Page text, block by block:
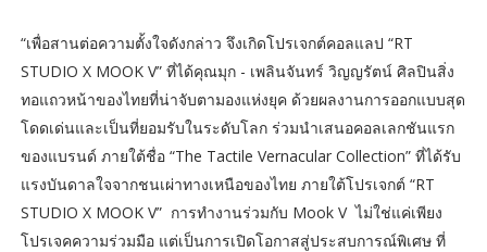
“เพื่อสานต่อความตั้งใจดังกล่าว จึงเกิดโปรเจกต์คอลแลป “RT
STUDIO X MOOK V” ที่ได้คุณมุก - เพลินจันทร์ วิญญรัตน์ ศิลปินสิ่ง
ทอแถวหน้าของไทยที่น่าจับตามองแห่งยุค ด้วยผลงานการออกแบบสุด
โดดเด่นและเป็นที่ยอมรับในระดับโลก ร่วมนำเสนอคอลเลกชันแรก
ของแบรนด์ ภายใต้ชื่อ “The Tactile Vernacular Collection” ที่ได้รับ
แรงบันดาลใจจากชนเผ่าทางเหนือของไทย ภายใต้โปรเจกต์ “RT
STUDIO X MOOK V” การทำงานร่วมกับ Mook V ไม่ใช่แค่เพียง
โปรเจคความร่วมมือ แต่เป็นการเปิดโอกาสสู่ประสบการณ์พิเศษ ที่